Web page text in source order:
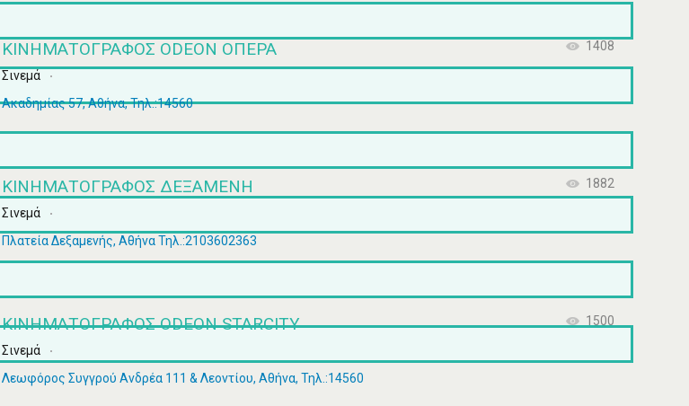
ΚΙΝΗΜΑΤΟΓΡΆΦΟΣ ODEON ΟΠΕΡΑ
Σινεμά
Ακαδημίας 57, Αθήνα, Τηλ.:14560
1408
ΚΙΝΗΜΑΤΟΓΡΆΦΟΣ ΔΕΞΑΜΕΝΉ
Σινεμά
Πλατεία Δεξαμενής, Αθήνα Τηλ.:2103602363
1882
ΚΙΝΗΜΑΤΟΓΡΆΦΟΣ ODEON STARCITY
Σινεμά
Λεωφόρος Συγγρού Ανδρέα 111 & Λεοντίου, Αθήνα, Τηλ.:14560
1500